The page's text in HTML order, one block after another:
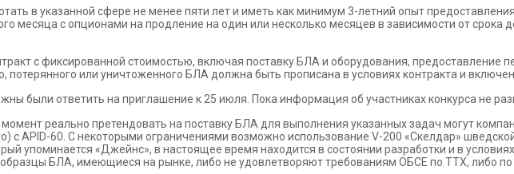
в указанной сфере не менее пяти лет и иметь как минимум 3-летний опыт
месяца с опционами на продление на один или несколько месяцев в зависимости от срока
с фиксированной стоимостью, включая поставку БЛА и оборудования, предоставление
или уничтоженного БЛА должна быть прописана в условиях контракта и
были ответить на приглашение к 25 июля. Пока информация об участниках конкурса не
реально претендовать на поставку БЛА для выполнения указанных задач могут
с APID-60. С некоторыми ограничениями возможно использование V-200 «Скелдар»
упоминается «Джейнс», в настоящее время находится в состоянии разработки и в
БЛА, имеющиеся на рынке, либо не удовлетворяют требованиям ОБСЕ по ТТХ, либо